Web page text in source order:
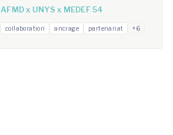
AFMD x UNYS x MEDEF 54
collaboration ancrage partenariat +6